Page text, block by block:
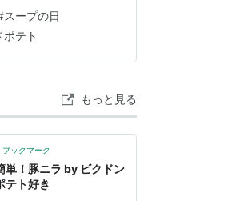
「soup」でスープを
スープの日
ポテト
もっと見る
ブックマーク
単！豚ニラ by ビクドン
テト好き